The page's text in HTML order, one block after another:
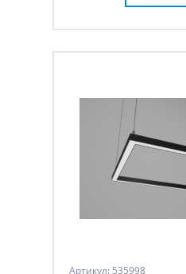
Артикул: 535998